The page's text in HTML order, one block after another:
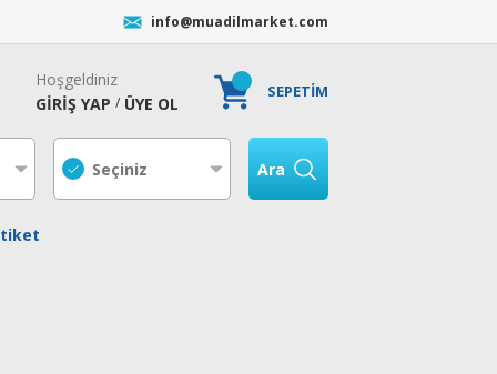
info@muadilmarket.com
Hoşgeldiniz
GİRİŞ YAP / ÜYE OL
SEPETİM
Ara